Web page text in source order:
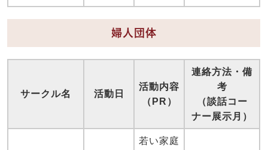
婦人団体
サークル名 活動日
活動内容
（PR）
連絡方法・備
考
（談話コー
ナー展示月）
若い家庭